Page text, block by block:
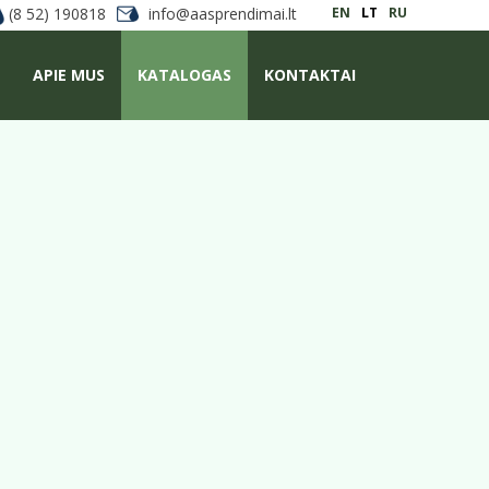
EN LT RU
APIE MUS KATALOGAS KONTAKTAI
(8 52) 190818 info@aasprendimai.lt